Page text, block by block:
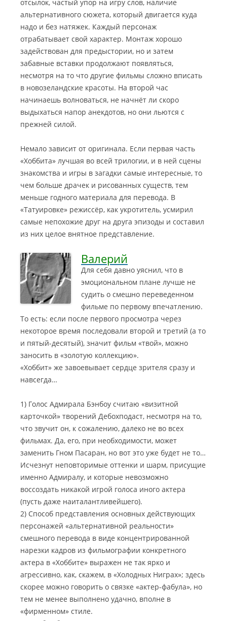
отсылок, частый упор на игру слов, наличие
альтернативного сюжета, который двигается куда
надо и без натяжек. Каждый персонаж
отрабатывает свой характер. Монтаж хорошо
задействован для предыстории, но и затем
забавные вставки продолжают появляться,
несмотря на то что другие фильмы сложно вписать
в новозеландские красоты. На второй час
начинаешь волноваться, не начнёт ли скоро
выдыхаться напор анекдотов, но они льются с
прежней силой.
Немало зависит от оригинала. Если первая часть
«Хоббита» лучшая во всей трилогии, и в ней сцены
знакомства и игры в загадки самые интересные, то
чем больше драчек и рисованных существ, тем
меньше годного материала для перевода. В
«Татуировке» режиссёр, как укротитель, усмирил
самые непохожие друг на друга эпизоды и составил
из них целое внятное представление.
Валерий
Для себя давно уяснил, что в
эмоциональном плане лучше не
судить о смешно переведенном
фильме по первому впечатлению.
То есть: если после первого просмотра через
некоторое время последовали второй и третий (а то
и пятый-десятый), значит фильм «твой», можно
заносить в «золотую коллекцию».
«Хоббит» же завоевывает сердце зрителя сразу и
навсегда…
1) Голос Адмирала Бэнбоу считаю «визитной
карточкой» творений Дебохподаст, несмотря на то,
что звучит он, к сожалению, далеко не во всех
фильмах. Да, его, при необходимости, может
заменить Гном Пасаран, но вот это уже будет не то…
Исчезнут неповторимые оттенки и шарм, присущие
именно Адмиралу, и которые невозможно
воссоздать никакой игрой голоса иного актера
(пусть даже наиталантливейшего).
2) Способ представления основных действующих
персонажей «альтернативной реальности»
смешного перевода в виде концентрированной
нарезки кадров из фильмографии конкретного
актера в «Хоббите» выражен не так ярко и
агрессивно, как, скажем, в «Холодных Ниграх»; здесь
скорее можно говорить о связке «актер-фабула», но
тем не менее выполнено удачно, вполне в
«фирменном» стиле.